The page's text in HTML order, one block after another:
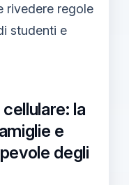
rivedere regole
studenti e
la
e
degli